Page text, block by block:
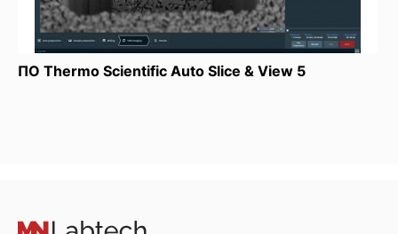
ПО Thermo Scientific Auto Slice & View 5